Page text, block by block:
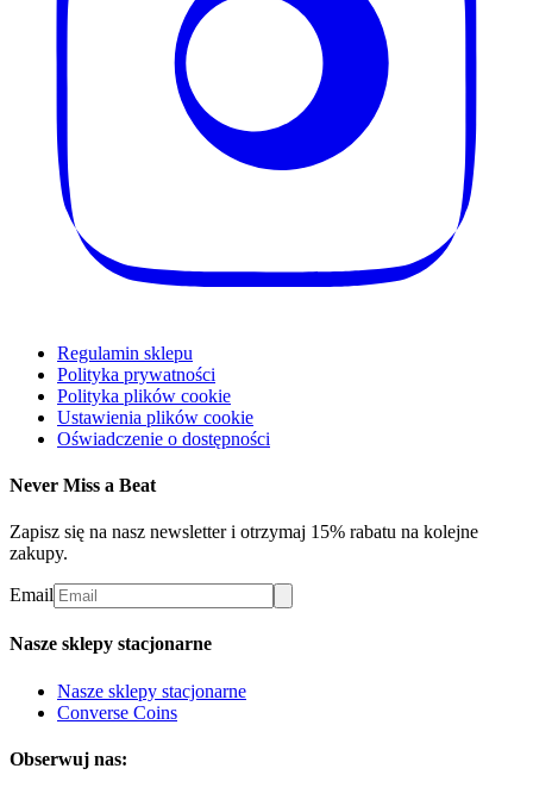
Regulamin sklepu
Polityka prywatności
Polityka plików cookie
Ustawienia plików cookie
Oświadczenie o dostępności
Never Miss a Beat
Zapisz się na nasz newsletter i otrzymaj 15% rabatu na kolejne
zakupy.
Email
Nasze sklepy stacjonarne
Nasze sklepy stacjonarne
Converse Coins
Obserwuj nas: